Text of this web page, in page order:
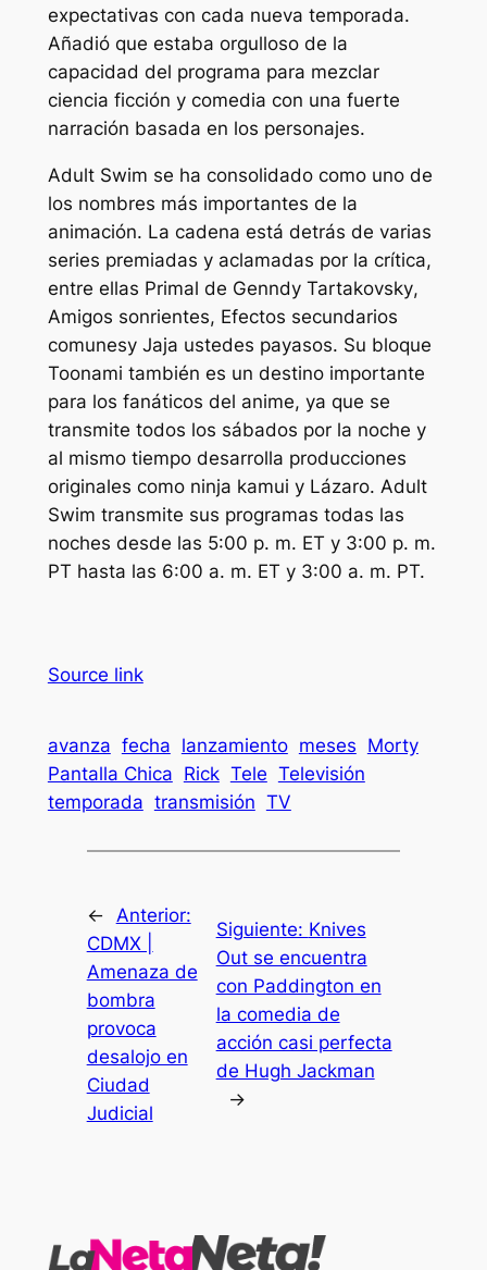
expectativas con cada nueva temporada.
Añadió que estaba orgulloso de la
capacidad del programa para mezclar
ciencia ficción y comedia con una fuerte
narración basada en los personajes.
Adult Swim se ha consolidado como uno de
los nombres más importantes de la
animación. La cadena está detrás de varias
series premiadas y aclamadas por la crítica,
entre ellas Primal de Genndy Tartakovsky,
Amigos sonrientes, Efectos secundarios
comunesy Jaja ustedes payasos. Su bloque
Toonami también es un destino importante
para los fanáticos del anime, ya que se
transmite todos los sábados por la noche y
al mismo tiempo desarrolla producciones
originales como ninja kamui y Lázaro. Adult
Swim transmite sus programas todas las
noches desde las 5:00 p. m. ET y 3:00 p. m.
PT hasta las 6:00 a. m. ET y 3:00 a. m. PT.
Source link
avanza fecha lanzamiento meses Morty
Pantalla Chica Rick Tele Televisión
temporada transmisión TV
←
Anterior:
CDMX |
Amenaza de
bombra
provoca
desalojo en
Ciudad
Judicial
Siguiente: Knives
Out se encuentra
con Paddington en
la comedia de
acción casi perfecta
de Hugh Jackman
→